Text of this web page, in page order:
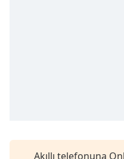
window.
Akıllı telefonuna